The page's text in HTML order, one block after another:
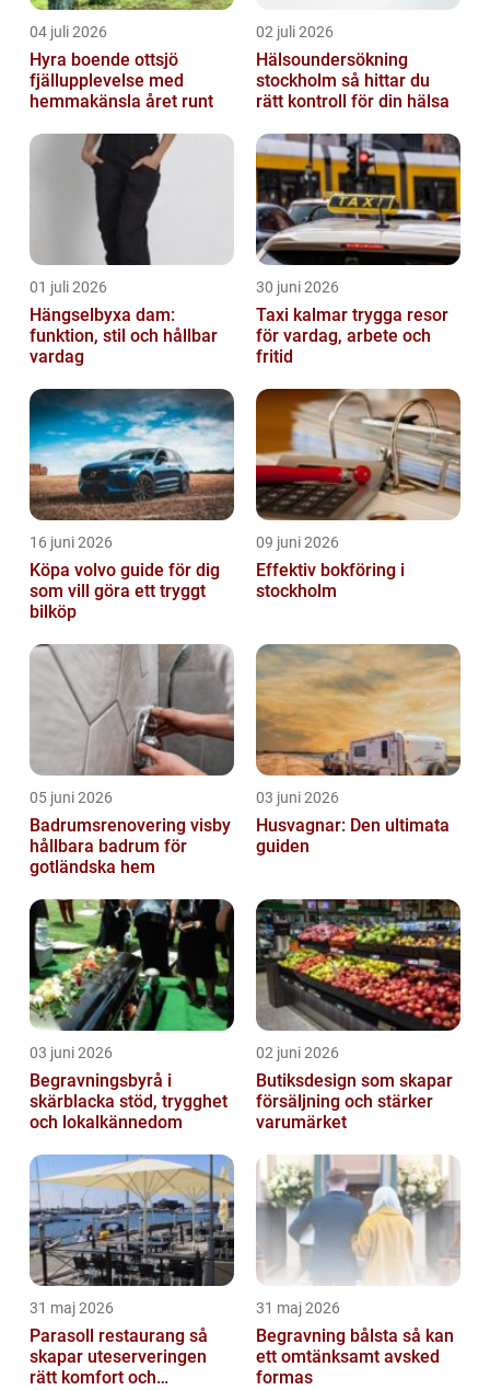
04 juli 2026
Hyra boende ottsjö
fjällupplevelse med
hemmakänsla året runt
02 juli 2026
Hälsoundersökning
stockholm så hittar du
rätt kontroll för din hälsa
01 juli 2026
Hängselbyxa dam:
funktion, stil och hållbar
vardag
30 juni 2026
Taxi kalmar trygga resor
för vardag, arbete och
fritid
16 juni 2026
Köpa volvo guide för dig
som vill göra ett tryggt
bilköp
09 juni 2026
Effektiv bokföring i
stockholm
05 juni 2026
Badrumsrenovering visby
hållbara badrum för
gotländska hem
03 juni 2026
Husvagnar: Den ultimata
guiden
03 juni 2026
Begravningsbyrå i
skärblacka stöd, trygghet
och lokalkännedom
02 juni 2026
Butiksdesign som skapar
försäljning och stärker
varumärket
31 maj 2026
Parasoll restaurang så
skapar uteserveringen
rätt komfort och
31 maj 2026
Begravning bålsta så kan
ett omtänksamt avsked
formas